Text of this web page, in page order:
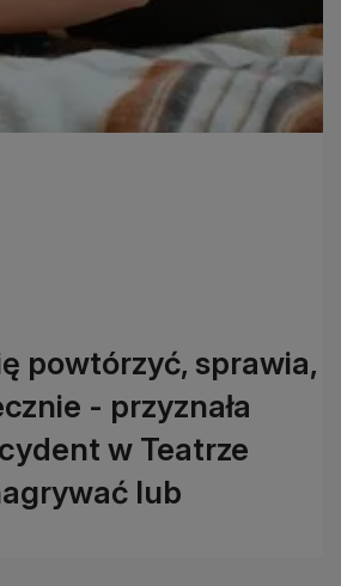
powtórzyć, sprawia,
- przyznała
w Teatrze
lub